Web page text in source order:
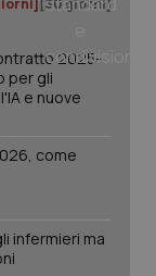
[30 giorni]
2025-
per gli
e nuove
come
infermieri ma